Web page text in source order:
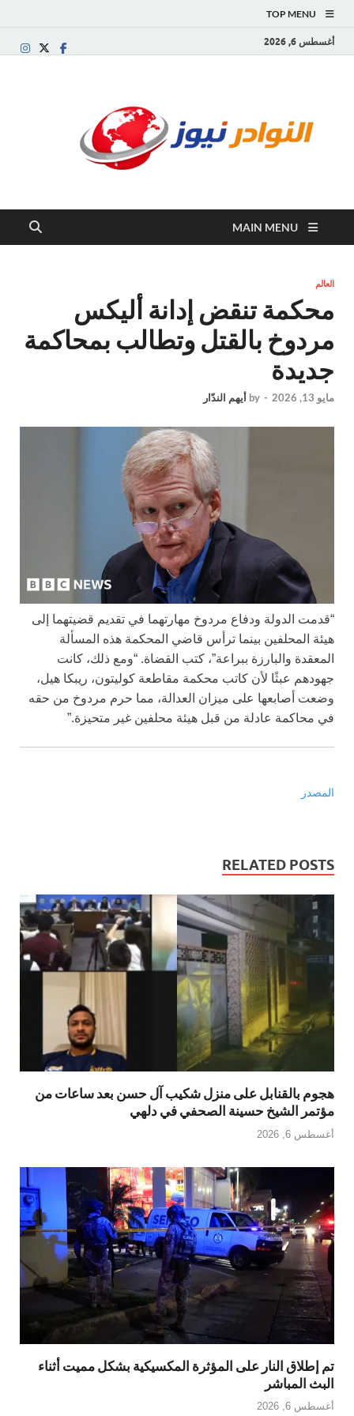
TOP MENU
أغسطس 6, 2026
الأخبار
والتقارير
من
MAIN MENU
العالم
محكمة تنقض إدانة أليكس
مردوخ بالقتل وتطالب بمحاكمة
جديدة
مايو 13, 2026 -
by أيهم الندّار
“قدمت الدولة ودفاع مردوخ مهارتهما في تقديم قضيتهما إلى
هيئة المحلفين بينما ترأس قاضي المحكمة هذه المسألة
المعقدة والبارزة ببراعة”، كتب القضاة. “ومع ذلك، كانت
جهودهم عبثًا لأن كاتب محكمة مقاطعة كوليتون، ريبكا هيل،
وضعت أصابعها على ميزان العدالة، مما حرم مردوخ من حقه
في محاكمة عادلة من قبل هيئة محلفين غير متحيزة.”
المصدر
RELATED POSTS
هجوم بالقنابل على منزل شكيب آل حسن بعد ساعات من
مؤتمر الشيخ حسينة الصحفي في دلهي
أغسطس 6, 2026
تم إطلاق النار على المؤثرة المكسيكية بشكل مميت أثناء
البث المباشر
أغسطس 6, 2026